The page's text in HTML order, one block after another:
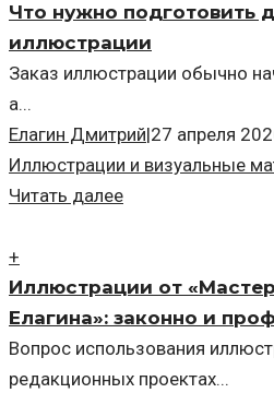
Что нужно подготовить
иллюстрации
Заказ иллюстрации обычно
а...
Елагин Дмитрий|27 апреля
Иллюстрации и визуальные
Читать далее
+
Иллюстрации от
Елагина»: законно и
Вопрос использования
редакционных проектах...